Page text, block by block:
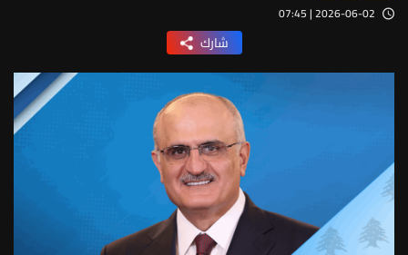
2026-06-02 | 07:45
شارك